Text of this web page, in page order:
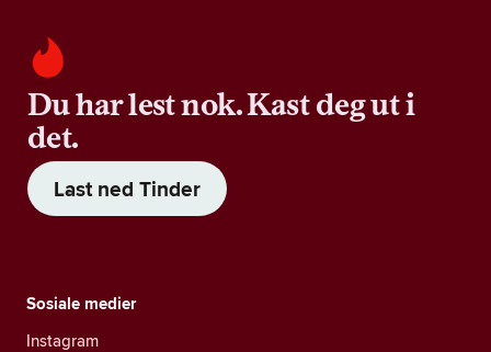
Du har lest nok. Kast deg ut i
det.
Last ned Tinder
Sosiale medier
Instagram